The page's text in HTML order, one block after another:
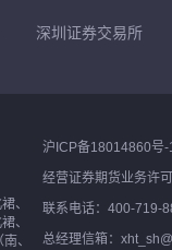
深圳证券交易所
、
、
、
沪ICP备18014860号-
经营证券期货业务许
联系电话：400-719-
总经理信箱：